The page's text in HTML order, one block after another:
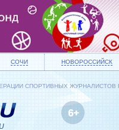
СОЧИ НОВОРОССИЙСК
СПОРТИВНЫХ ЖУРНАЛИСТОВ